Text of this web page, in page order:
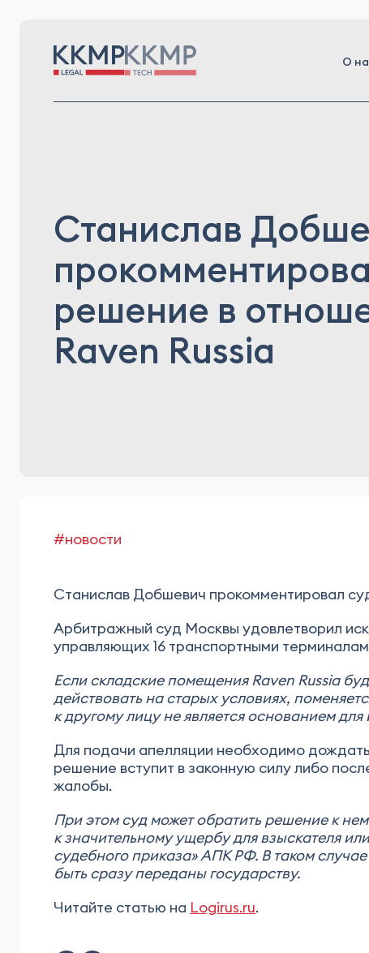
О
Станислав
решение в
Raven Russia
#новости
Станислав Добшевич прокомментировал
Арбитражный суд Москвы удовлетворил
управляющих 16 транспортными
Если складские помещения Raven Russia
действовать на старых условиях,
к другому лицу не является основанием
Для подачи апелляции необходимо
решение вступит в законную силу либо
жалобы.
При этом суд может обратить решение к
к значительному ущербу для взыскателя
судебного приказа» АПК РФ. В таком
быть сразу переданы государству.
Читайте статью на Logirus.ru.